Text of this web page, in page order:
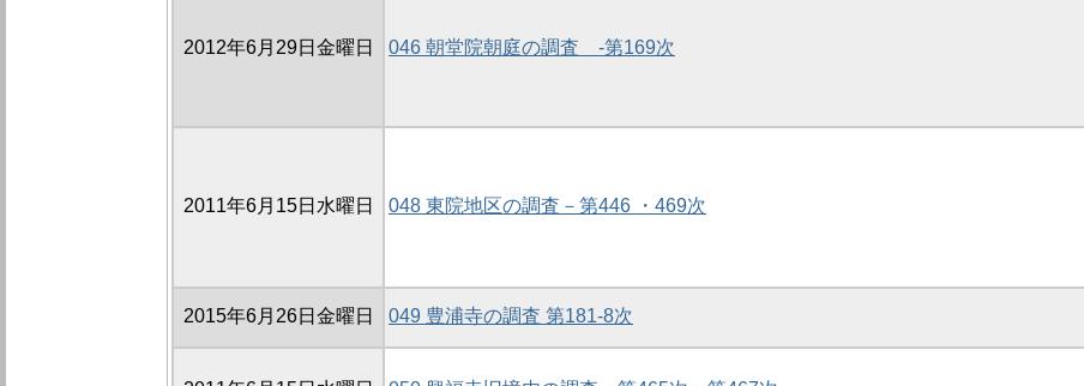
2012年6月29日金曜日 046 朝堂院朝庭の調査 -第169次
2011年6月15日水曜日 048 東院地区の調査－第446 ・469次
2015年6月26日金曜日 049 豊浦寺の調査 第181-8次